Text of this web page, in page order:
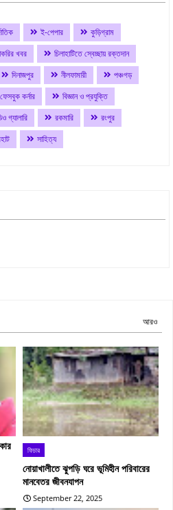
ই-পেপার
কুড়িগ্রাম
খবর
চিলাহাটিতে স্বেচ্ছায় রক্তদান
দিনাজপুর নীলফামারী
পঞ্চগড়
ফেসবুক কর্নার
বিজ্ঞান ও প্রযুক্তি
গ্যালারি রকমারি
রংপুর
সাহিত্য
আরও
ফিচার
নোয়াখালীতে ঝুপড়ি ঘরে ভূমিহীন পরিবারের
মানবেতর জীবনযাপন
September 22, 2025